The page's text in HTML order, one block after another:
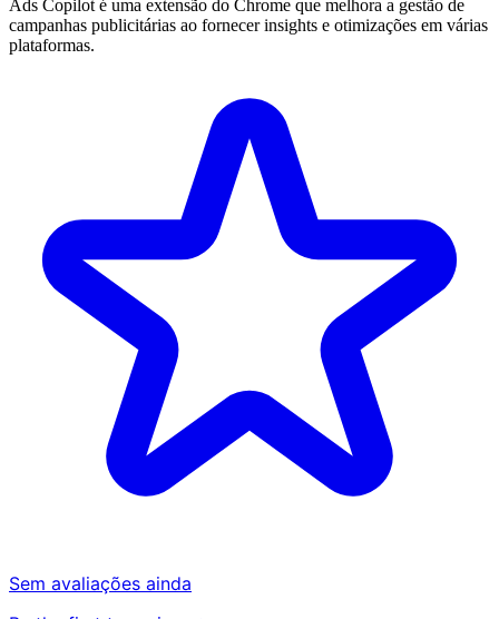
Ads Copilot é uma extensão do Chrome que melhora a gestão de
campanhas publicitárias ao fornecer insights e otimizações em várias
plataformas.
Sem avaliações ainda